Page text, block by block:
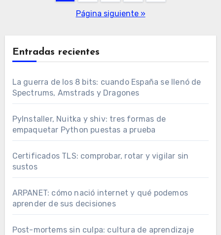
Página siguiente »
Entradas recientes
La guerra de los 8 bits: cuando España se llenó de
Spectrums, Amstrads y Dragones
PyInstaller, Nuitka y shiv: tres formas de
empaquetar Python puestas a prueba
Certificados TLS: comprobar, rotar y vigilar sin
sustos
ARPANET: cómo nació internet y qué podemos
aprender de sus decisiones
Post-mortems sin culpa: cultura de aprendizaje